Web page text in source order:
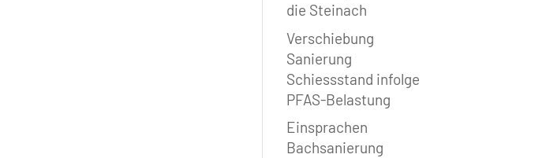
die Steinach
Verschiebung
Sanierung
Schiessstand infolge
PFAS-Belastung
Einsprachen
Bachsanierung